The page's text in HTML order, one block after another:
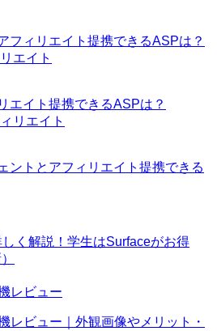
フィリエイト提携できるASPは？
エイト
エイト提携できるASPは？
リエイト
ントとアフィリエイト提携できる
く解説！学生はSurfaceがお得
レビュー｜外観画像やメリット・